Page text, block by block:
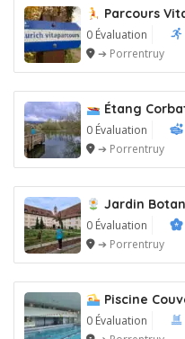
Parcours
0 Évaluation
➔ Porrentruy
Étang
0 Évaluation
➔ Porrentruy
Jardin
0 Évaluation
➔ Porrentruy
Piscine
0 Évaluation